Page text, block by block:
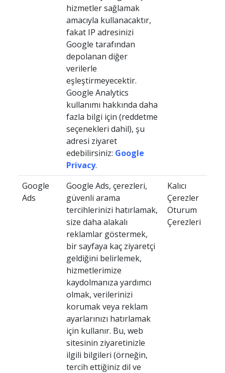
hizmetler sağlamak
amacıyla kullanacaktır,
fakat IP adresinizi
Google tarafından
depolanan diğer
verilerle
eşleştirmeyecektir.
Google Analytics
kullanımı hakkında daha
fazla bilgi için (reddetme
seçenekleri dahil), şu
adresi ziyaret
edebilirsiniz: Google
Privacy.
Google
Ads
Google Ads, çerezleri,
güvenli arama
tercihlerinizi hatırlamak,
size daha alakalı
reklamlar göstermek,
bir sayfaya kaç ziyaretçi
geldiğini belirlemek,
hizmetlerimize
kaydolmanıza yardımcı
olmak, verilerinizi
korumak veya reklam
ayarlarınızı hatırlamak
için kullanır. Bu, web
sitesinin ziyaretinizle
ilgili bilgileri (örneğin,
tercih ettiğiniz dil ve
Kalıcı
Çerezler
Oturum
Çerezleri